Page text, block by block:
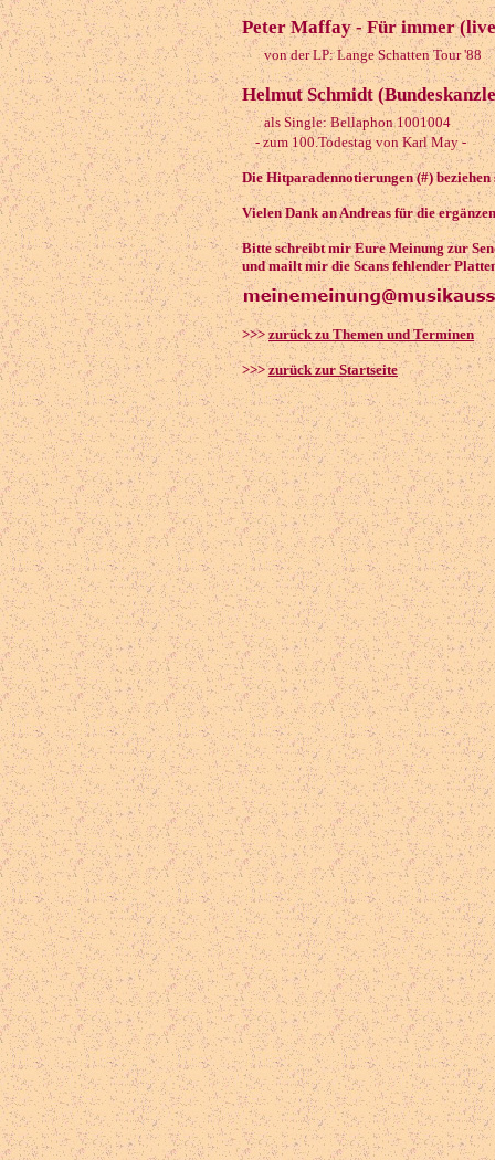
Peter Maffay - Für immer
von der LP: Lange Schatten Tour '88
Helmut Schmidt
als Single: Bellaphon 1001004
- zum 100.Todestag von Karl May -
Die Hitparadennotierungen (#)
Vielen Dank an Andreas für die
Bitte schreibt mir Eure Meinung zur
und mailt mir die Scans fehlender
>>>zurück zu Themen und Terminen
>>>zurück zur Startseite